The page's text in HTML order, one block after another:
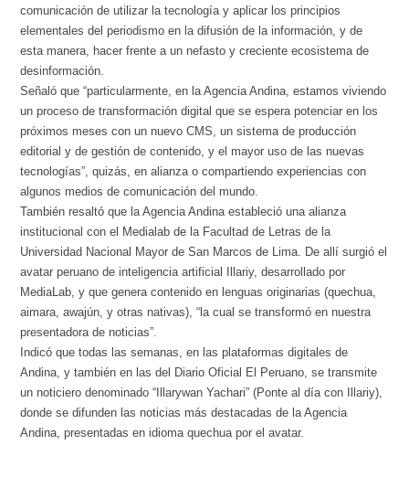
comunicación de utilizar la tecnología y aplicar los principios
elementales del periodismo en la difusión de la información, y de
esta manera, hacer frente a un nefasto y creciente ecosistema de
desinformación.
Señaló que “particularmente, en la Agencia Andina, estamos viviendo
un proceso de transformación digital que se espera potenciar en los
próximos meses con un nuevo CMS, un sistema de producción
editorial y de gestión de contenido, y el mayor uso de las nuevas
tecnologías”, quizás, en alianza o compartiendo experiencias con
algunos medios de comunicación del mundo.
También resaltó que la Agencia Andina estableció una alianza
institucional con el Medialab de la Facultad de Letras de la
Universidad Nacional Mayor de San Marcos de Lima. De allí surgió el
avatar peruano de inteligencia artificial Illariy, desarrollado por
MediaLab, y que genera contenido en lenguas originarias (quechua,
aimara, awajún, y otras nativas), “la cual se transformó en nuestra
presentadora de noticias”.
Indicó que todas las semanas, en las plataformas digitales de
Andina, y también en las del Diario Oficial El Peruano, se transmite
un noticiero denominado “Illarywan Yachari” (Ponte al día con Illariy),
donde se difunden las noticias más destacadas de la Agencia
Andina, presentadas en idioma quechua por el avatar.